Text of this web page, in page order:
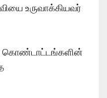
உருவாக்கியவர்
கொண்டாட்டங்களின்